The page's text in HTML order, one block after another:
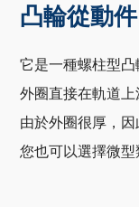
凸輪從動件
它是一種螺柱型
外圈直接在軌道上
由於外圈很厚，因
您也可以選擇微型